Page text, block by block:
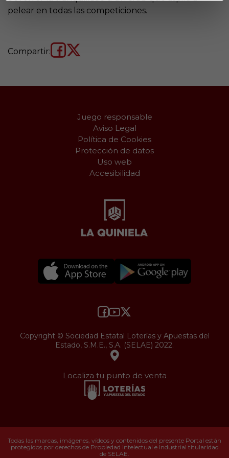
pelear en todas las competiciones.
Compartir:
Juego responsable
Aviso Legal
Política de Cookies
Protección de datos
Uso web
Accesibilidad
Copyright © Sociedad Estatal Loterías y Apuestas del
Estado, S.M.E., S.A. (SELAE) 2022.
Localiza tu punto de venta
Todas las marcas, imágenes, vídeos y contenidos del presente Portal están
protegidos por derechos de Propiedad Intelectual e Industrial titularidad
de SELAE.